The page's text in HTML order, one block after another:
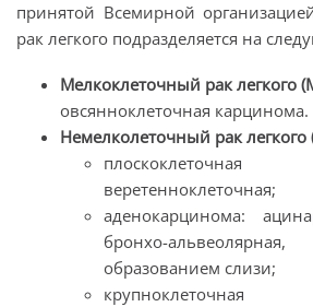
принятой Всемирной
рак легкого подразделяется на
Мелкоклеточный рак легкого
овсянноклеточная карцинома.
Немелколеточный рак
веретенноклеточная;
аденокарцинома:
бронхо-
образованием слизи;